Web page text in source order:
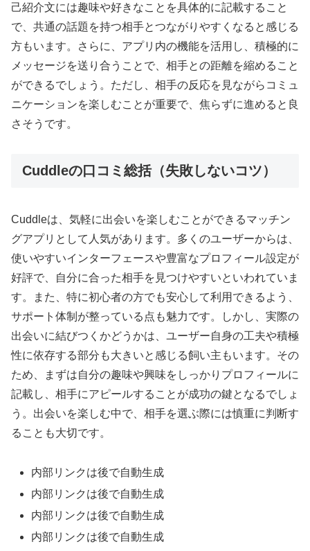
己紹介文には趣味や好きなことを具体的に記載すること
で、共通の話題を持つ相手とつながりやすくなると感じる
方もいます。さらに、アプリ内の機能を活用し、積極的に
メッセージを送り合うことで、相手との距離を縮めること
ができるでしょう。ただし、相手の反応を見ながらコミュ
ニケーションを楽しむことが重要で、焦らずに進めると良
さそうです。
Cuddleの口コミ総括（失敗しないコツ）
Cuddleは、気軽に出会いを楽しむことができるマッチン
グアプリとして人気があります。多くのユーザーからは、
使いやすいインターフェースや豊富なプロフィール設定が
好評で、自分に合った相手を見つけやすいといわれていま
す。また、特に初心者の方でも安心して利用できるよう、
サポート体制が整っている点も魅力です。しかし、実際の
出会いに結びつくかどうかは、ユーザー自身の工夫や積極
性に依存する部分も大きいと感じる飼い主もいます。その
ため、まずは自分の趣味や興味をしっかりプロフィールに
記載し、相手にアピールすることが成功の鍵となるでしょ
う。出会いを楽しむ中で、相手を選ぶ際には慎重に判断す
ることも大切です。
内部リンクは後で自動生成
内部リンクは後で自動生成
内部リンクは後で自動生成
内部リンクは後で自動生成